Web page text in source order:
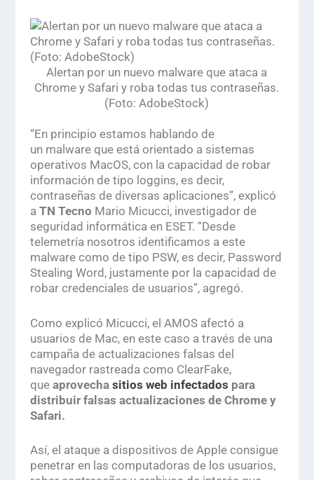
Alertan por un nuevo malware que ataca a
Chrome y Safari y roba todas tus contraseñas.
(Foto: AdobeStock)
“En principio estamos hablando de
un malware que está orientado a sistemas
operativos MacOS, con la capacidad de robar
información de tipo loggins, es decir,
contraseñas de diversas aplicaciones”, explicó
aTN Tecno Mario Micucci, investigador de
seguridad informática en ESET. “Desde
telemetría nosotros identificamos a este
malware como de tipo PSW, es decir, Password
Stealing Word , justamente por la capacidad de
robar credenciales de usuarios”, agregó.
Como explicó Micucci, el AMOS afectó a
usuarios de Mac, en este caso a través de una
campaña de actualizaciones falsas del
navegador rastreada como ClearFake,
queaprovecha sitios web infectados para
distribuir falsas actualizaciones de Chrome y
Safari.
Así, el ataque a dispositivos de Apple consigue
penetrar en las computadoras de los usuarios,